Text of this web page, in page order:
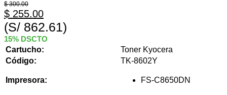
$300.00
$ 255.00
(S/ 862.61)
15% DSCTO
Cartucho:
Toner Kyocera
Código:
TK-8602Y
Impresora: FS-C8650DN